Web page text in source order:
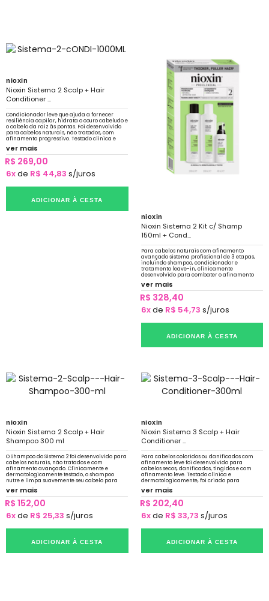
nioxin
Nioxin Sistema 2 Scalp + Hair
Conditioner ...
Condicionador leve que ajuda a fornecer
resiliência capilar, hidrata o couro cabeludo e
o cabelo da raiz às pontas. Foi desenvolvido
para cabelos naturais, não tratados, com
afinamento progressivo. Testado clinica e
dermatologicamente.
ver mais
R$ 269,00
6xde R$ 44,83 s/juros
ADICIONAR À CESTA
nioxin
Nioxin Sistema 2 Kit c/ Shamp
150ml + Cond...
Para cabelos naturais com afinamento
avançado sistema profissional de 3 etapas,
incluindo shampoo, condicionador e
tratamento leave-in, clinicamente
desenvolvido para combater o afinamento
progressivo de cabelos naturais e não
tratados.
ver mais
R$ 328,40
6xde R$ 54,73 s/juros
ADICIONAR À CESTA
nioxin
Nioxin Sistema 2 Scalp + Hair
Shampoo 300 ml
O Shampoo do Sistema 2 foi desenvolvido para
cabelos naturais, não tratados e com
afinamento avançado. Clinicamente e
dermatologicamente testado, o shampoo
nutre e limpa suavemente seu cabelo para
prevenir o sebo que obstrui os folículos
ver mais
R$ 152,00
6xde R$ 25,33 s/juros
ADICIONAR À CESTA
nioxin
Nioxin Sistema 3 Scalp + Hair
Conditioner ...
Para cabelos coloridos ou danificados com
afinamento leve foi desenvolvido para
cabelos secos, danificados, tingidos e com
afinamento leve. Testado clínica e
dermatologicamente, foi criado para
amplificar a textura do cabelo e fortalecer a
resiliência
ver mais
R$ 202,40
6xde R$ 33,73 s/juros
ADICIONAR À CESTA